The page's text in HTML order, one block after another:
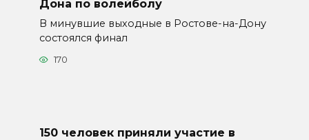
Дона по волейболу
В минувшие выходные в Ростове-на-Дону
состоялся финал
170
150 человек приняли участие в